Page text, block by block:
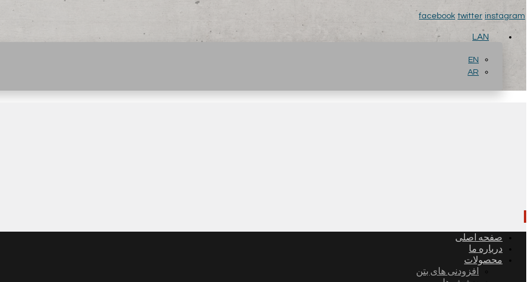
facebook twitter instagram
LAN
EN
AR
صفحه اصلی
درباره ما
محصولات
افزودنی های بتن